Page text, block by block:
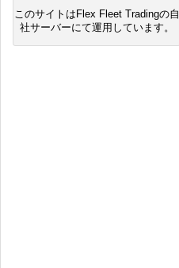
このサイトはFlex Fleet Tradingの自
社サーバーにて運用しています。